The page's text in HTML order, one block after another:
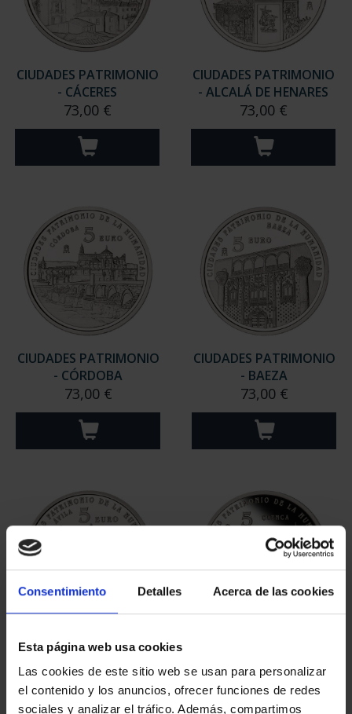
Consentimiento Detalles Acerca de las cookies
Esta página web usa cookies
Las cookies de este sitio web se usan para personalizar
el contenido y los anuncios, ofrecer funciones de redes
sociales y analizar el tráfico. Además, compartimos
CIUDADES PATRIMONIO
- CÁCERES
73,00 €
CIUDADES PATRIMONIO
- ALCALÁ DE HENARES
73,00 €
CIUDADES PATRIMONIO
- CÓRDOBA
73,00 €
CIUDADES PATRIMONIO
- BAEZA
73,00 €
CIUDADES PATRIMONIO
73,00 € 73,00 €